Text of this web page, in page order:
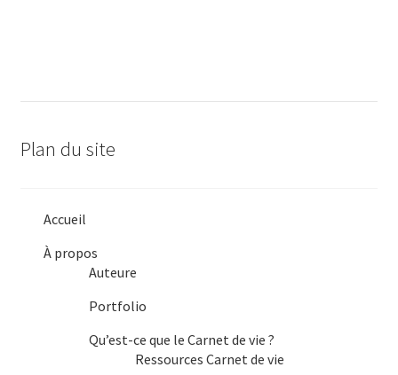
Plan du site
Accueil
À propos
Auteure
Portfolio
Qu’est-ce que le Carnet de vie ?
Ressources Carnet de vie